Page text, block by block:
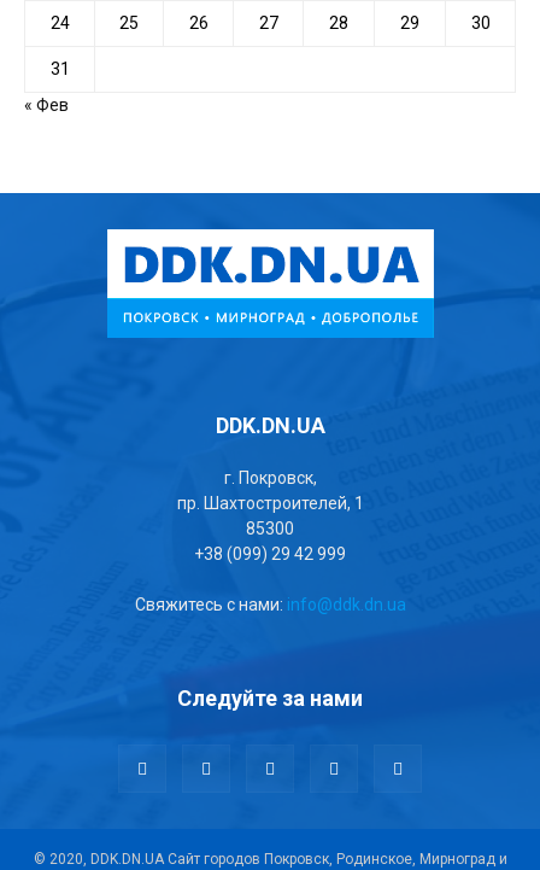
24 25 26 27 28 29 30
31
« Фев
DDK.DN.UA
г. Покровск,
пр. Шахтостроителей, 1
85300
+38 (099) 29 42 999
Свяжитесь с нами: info@ddk.dn.ua
Следуйте за нами
© 2020, DDK.DN.UA Сайт городов Покровск, Родинское, Мирноград и